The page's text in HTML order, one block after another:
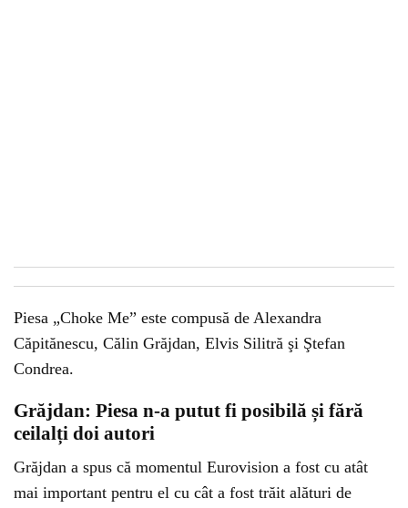
Piesa „Choke Me” este compusă de Alexandra
Căpitănescu, Călin Grăjdan, Elvis Silitră şi Ştefan
Condrea.
Grăjdan: Piesa n-a putut fi posibilă și fără
ceilalți doi autori
Grăjdan a spus că momentul Eurovision a fost cu atât
mai important pentru el cu cât a fost trăit alături de